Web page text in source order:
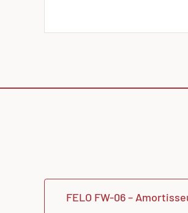
FELO FW-06 –